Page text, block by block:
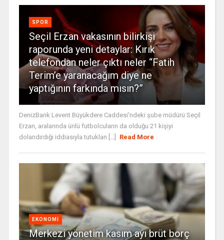
SPOR
Seçil Erzan vakasının bilirkişi
raporunda yeni detaylar: Kırık
telefondan neler çıktı neler “Fatih
Terim’e yaranacağım diye ne
yaptığının farkında mısın?”
DenizBank Levent Büyükdere Caddesi'ndeki şube müdürü Seçil
Erzan, aralarında ünlü futbolcuların da olduğu 21 kişiyi
dolandırdığı iddiasıyla tutuklan [...]
Read More
EKONOMI
Merkezi yönetim kasım ayı brüt borç